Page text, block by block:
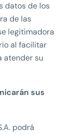
datos de los
de las
legitimadora
al facilitar
atender su
sus
podrá